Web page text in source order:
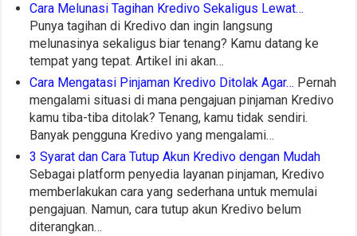
Cara Melunasi Tagihan Kredivo Sekaligus Lewat…
Punya tagihan di Kredivo dan ingin langsung
melunasinya sekaligus biar tenang? Kamu datang ke
tempat yang tepat. Artikel ini akan…
Cara Mengatasi Pinjaman Kredivo Ditolak Agar… Pernah
mengalami situasi di mana pengajuan pinjaman Kredivo
kamu tiba-tiba ditolak? Tenang, kamu tidak sendiri.
Banyak pengguna Kredivo yang mengalami…
3 Syarat dan Cara Tutup Akun Kredivo dengan Mudah
Sebagai platform penyedia layanan pinjaman, Kredivo
memberlakukan cara yang sederhana untuk memulai
pengajuan. Namun, cara tutup akun Kredivo belum
diterangkan…